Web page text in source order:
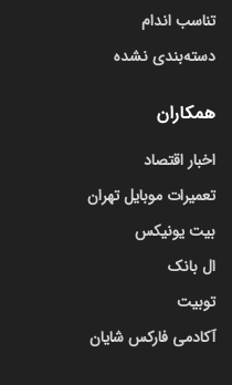
تناسب اندام
دسته‌بندی نشده
همکاران
اخبار اقتصاد
تعمیرات موبایل تهران
بیت یونیکس
ال بانک
توبیت
آکادمی فارکس شایان